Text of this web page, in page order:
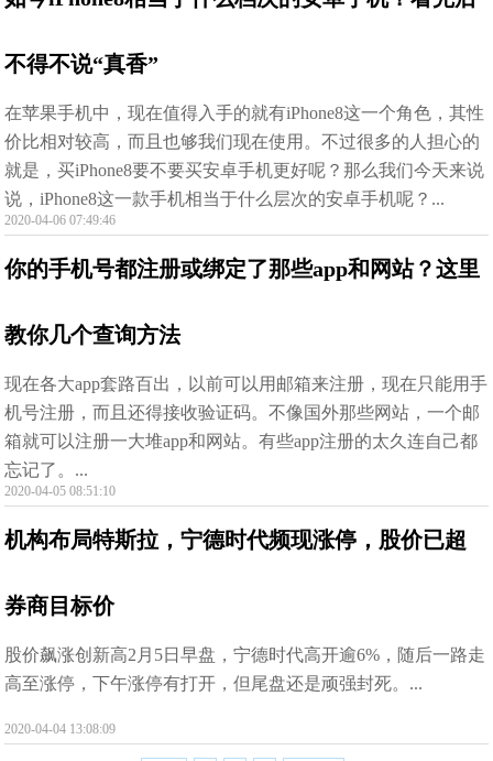
不得不说“真香”
在苹果手机中，现在值得入手的就有iPhone8这一个角色，其性
价比相对较高，而且也够我们现在使用。不过很多的人担心的
就是，买iPhone8要不要买安卓手机更好呢？那么我们今天来说
说，iPhone8这一款手机相当于什么层次的安卓手机呢？...
2020-04-06 07:49:46
你的手机号都注册或绑定了那些app和网站？这里
教你几个查询方法
现在各大app套路百出，以前可以用邮箱来注册，现在只能用手
机号注册，而且还得接收验证码。不像国外那些网站，一个邮
箱就可以注册一大堆app和网站。有些app注册的太久连自己都
忘记了。...
2020-04-05 08:51:10
机构布局特斯拉，宁德时代频现涨停，股价已超
券商目标价
股价飙涨创新高2月5日早盘，宁德时代高开逾6%，随后一路走
高至涨停，下午涨停有打开，但尾盘还是顽强封死。...
2020-04-04 13:08:09